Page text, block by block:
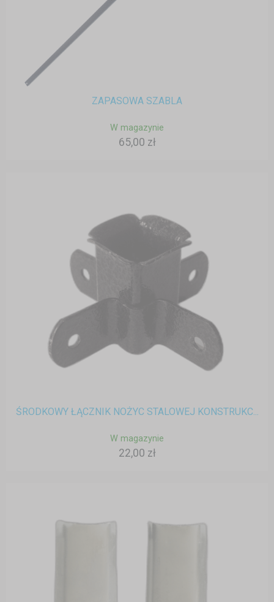
ZAPASOWA SZABLA
W magazynie
65,00 zł
ŚRODKOWY ŁĄCZNIK NOŻYC STALOWEJ KONSTRUKC...
W magazynie
22,00 zł